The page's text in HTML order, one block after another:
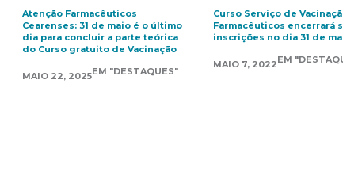
Atenção Farmacêuticos
Cearenses: 31 de maio é o último
dia para concluir a parte teórica
do Curso gratuito de Vacinação
MAIO 22, 2025EM "DESTAQUES"
Curso Serviço de
Farmacêuticos encerrará
inscrições no dia 31 de
MAIO 7, 2022EM